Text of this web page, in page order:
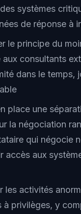
systèmes
de réponse à
le principe du
aux consultants
dans le temps,
place une
la négociation
qui négocie
accès aux
les activités
à privilèges, y